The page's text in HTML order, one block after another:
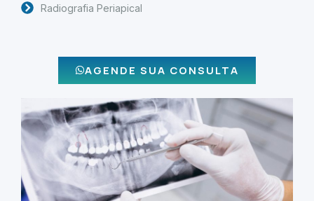
Radiografia Periapical
AGENDE SUA CONSULTA